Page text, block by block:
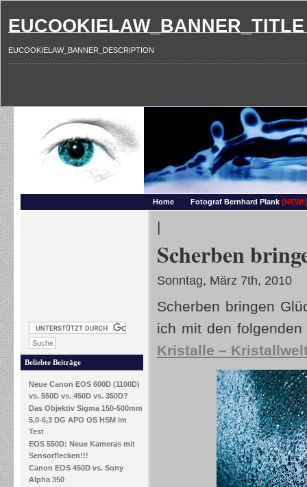
EUCOOKIELAW_BANNER_TITLE
EUCOOKIELAW_BANNER_DESCRIPTION
Home Fotograf Bernhard Plank (NEW!)
Beliebte Beiträge
Neue Canon EOS 600D (1100D)
vs. 550D vs. 450D vs. 350D?
Das Objektiv Sigma 150-500mm
5,0-6,3 DG APO OS HSM im
Test
EOS 550D: Neue Kameras mit
Sensorflecken!!!
Canon EOS 450D vs. Sony
Alpha 350
|
Scherben
Sonntag, März 7th, 2010
Scherben bringen
ich mit den
Kristalle –